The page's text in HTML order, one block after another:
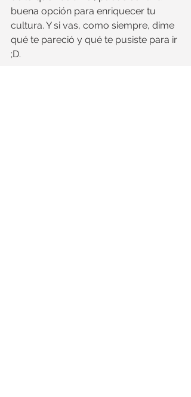
buena opción para enriquecer tu
cultura. Y si vas, como siempre, dime
qué te pareció y qué te pusiste para ir
;D.